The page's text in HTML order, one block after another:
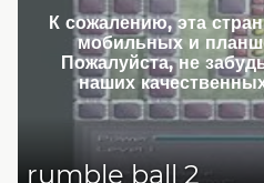
К сожалению, эта
мобильных и
Пожалуйста, не
наших
rumble ball 2